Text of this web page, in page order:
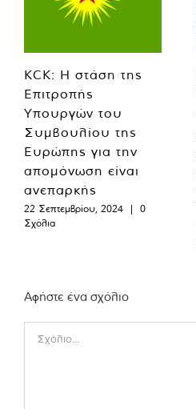
KCK: Η στάση της
Επιτροπής
Υπουργών του
Συμβουλίου της
Ευρώπης για την
απομόνωση είναι
ανεπαρκής
22 Σεπτεμβρίου, 2024 |
0
Σχόλια
Αφήστε ένα σχόλιο